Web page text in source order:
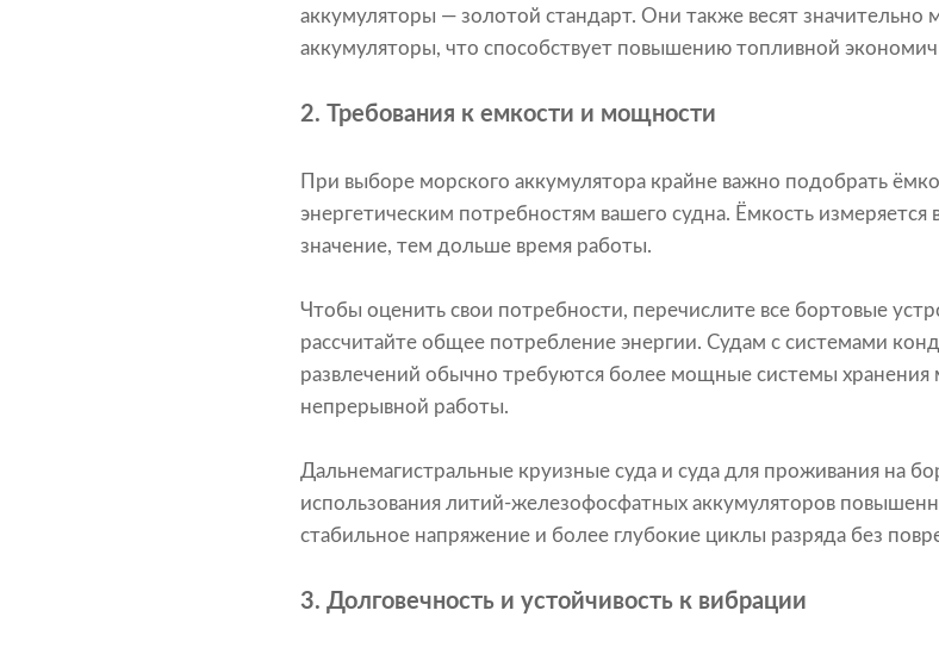
аккумуляторы — золотой стандарт. Они также весят значительно
аккумуляторы, что способствует повышению топливной
2. Требования к емкости и мощности
При выборе морского аккумулятора крайне важно подобрать
энергетическим потребностям вашего судна. Ёмкость измеряется
значение, тем дольше время работы.
Чтобы оценить свои потребности, перечислите все бортовые
рассчитайте общее потребление энергии. Судам с системами
развлечений обычно требуются более мощные системы хранения
непрерывной работы.
Дальнемагистральные круизные суда и суда для проживания на
использования литий-железофосфатных аккумуляторов
стабильное напряжение и более глубокие циклы разряда без
3. Долговечность и устойчивость к вибрации